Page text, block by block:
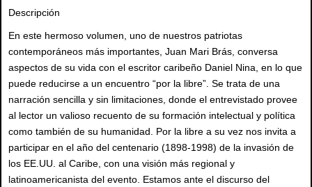
Descripción
En este hermoso volumen, uno de nuestros patriotas
contemporáneos más importantes, Juan Mari Brás, conversa
aspectos de su vida con el escritor caribeño Daniel Nina, en lo que
puede reducirse a un encuentro “por la libre”. Se trata de una
narración sencilla y sin limitaciones, donde el entrevistado provee
al lector un valioso recuento de su formación intelectual y política
como también de su humanidad. Por la libre a su vez nos invita a
participar en el año del centenario (1898-1998) de la invasión de
los EE.UU. al Caribe, con una visión más regional y
latinoamericanista del evento. Estamos ante el discurso del